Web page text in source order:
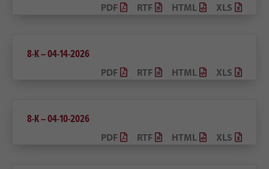
XLS
HTML
RTF
PDF
8-K – 04-14-2026
XLS
HTML
RTF
PDF
8-K – 04-10-2026
XLS
HTML
RTF
PDF